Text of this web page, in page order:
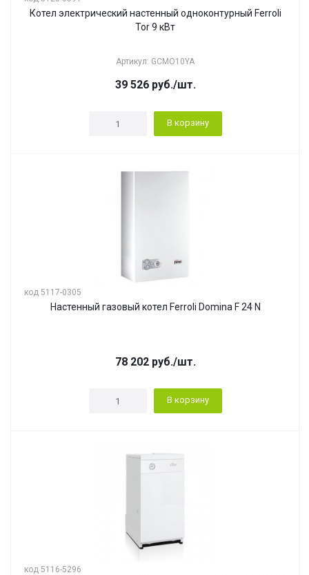
Котел электрический настенный одноконтурный Ferroli
Tor 9 кВт
Артикул: GCMO10YA
39 526руб./шт.
В корзину
код 5117-0305
Настенный газовый котел Ferroli Domina F 24 N
78 202руб./шт.
В корзину
код 5116-5296